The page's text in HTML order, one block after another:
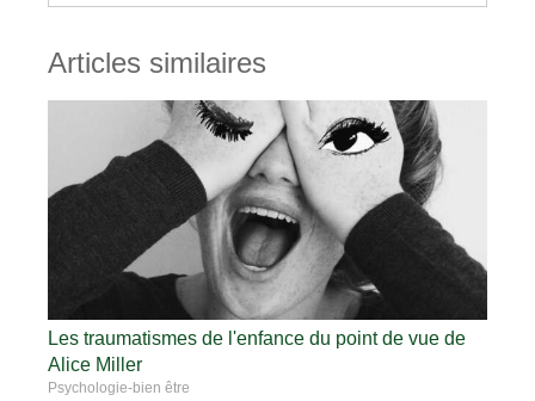
Articles similaires
Les traumatismes de l'enfance du point de vue de
Alice Miller
Psychologie-bien être